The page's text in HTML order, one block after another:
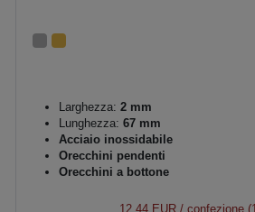
Larghezza: 2 mm
Lunghezza: 67 mm
Acciaio inossidabile
Orecchini pendenti
Orecchini a bottone
12,44 EUR/ confezione